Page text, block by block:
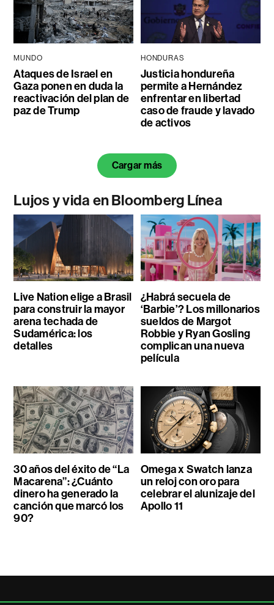
MUNDO
Ataques de Israel en
Gaza ponen en duda la
reactivación del plan de
paz de Trump
HONDURAS
Justicia hondureña
permite a Hernández
enfrentar en libertad
caso de fraude y lavado
de activos
Cargar más
Lujos y vida en Bloomberg Línea
Live Nation elige a Brasil
para construir la mayor
arena techada de
Sudamérica: los
detalles
¿Habrá secuela de
‘Barbie’? Los millonarios
sueldos de Margot
Robbie y Ryan Gosling
complican una nueva
película
30 años del éxito de “La
Macarena”: ¿Cuánto
dinero ha generado la
canción que marcó los
90?
Omega x Swatch lanza
un reloj con oro para
celebrar el alunizaje del
Apollo 11